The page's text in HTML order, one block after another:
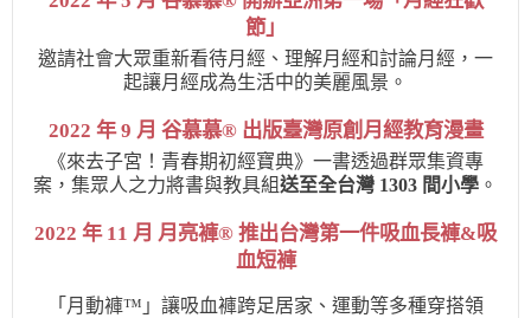
節」
邀請社會大眾重新看待月經、理解月經和討論月經，一
起讓月經成為生活中的美麗風景。
2022 年 9 月 谷慕慕® 出版臺灣原創月經教育漫畫
《來去子宮！青春期初經寶典》一書透過群眾集資專
案，集眾人之力將書與教具組送至全台灣 1303 間小學 。
2022 年 11 月 月亮褲® 推出台灣第一件吸血長褲&吸
血短褲
「 月動褲™️」 讓吸血褲跨足居家、運動等多種穿搭領